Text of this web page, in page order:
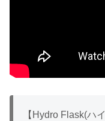
【 Hydro Flask(ハ